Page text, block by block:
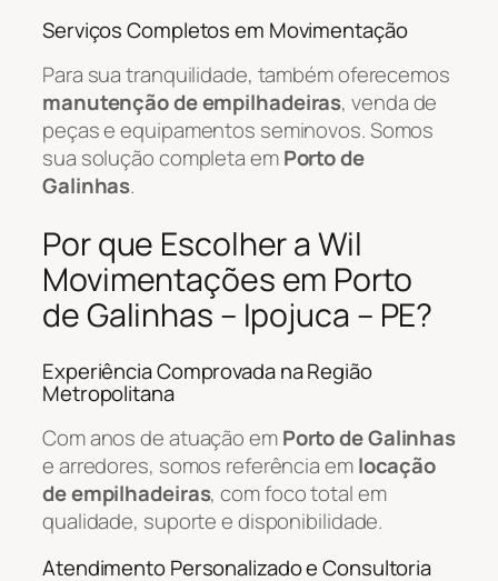
Serviços Completos em Movimentação
Para sua tranquilidade, também oferecemos
manutenção de empilhadeiras, venda de
peças e equipamentos seminovos. Somos
sua solução completa emPorto de
Galinhas.
Por que Escolher a Wil
Movimentações em Porto
de Galinhas – Ipojuca – PE?
Experiência Comprovada na Região
Metropolitana
Com anos de atuação emPorto de Galinhas
e arredores, somos referência emlocação
de empilhadeiras, com foco total em
qualidade, suporte e disponibilidade.
Atendimento Personalizado e Consultoria